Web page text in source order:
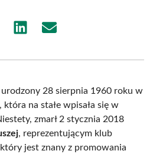
Share Share
28 sierpnia 1960 roku w
na stałe wpisała się w
zmarł 2 stycznia 2018
, reprezentującym klub
jest znany z promowania